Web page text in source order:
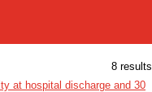
8 results
at hospital discharge and 30